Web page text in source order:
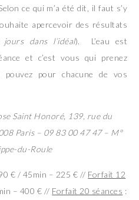
ce qui m’a été dit, il faut s’y
apercevoir des résultats
dans l’idéal). L’eau est
et c’est vous qui prenez
pouvez pour chacune de vos
Saint Honoré, 139, rue du
Paris – 09 83 00 47 47 – M°
du-Roule
€ / 45min – 225 € // Forfait 12
– 400 € // Forfait 20 séances :